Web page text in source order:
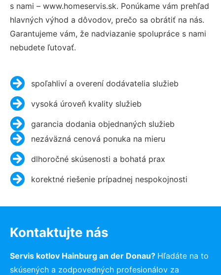
s nami – www.homeservis.sk. Ponúkame vám prehľad
hlavných výhod a dôvodov, prečo sa obrátiť na nás.
Garantujeme vám, že nadviazanie spolupráce s nami
nebudete ľutovať.
spoľahliví a overení dodávatelia služieb
vysoká úroveň kvality služieb
garancia dodania objednaných služieb
nezáväzná cenová ponuka na mieru
dlhoročné skúsenosti a bohatá prax
korektné riešenie prípadnej nespokojnosti
Kontaktujte nás
Servis kotlov Hainburg an der Donau? Hľadáte na to
skúsených a zodpovedných profesionálov za